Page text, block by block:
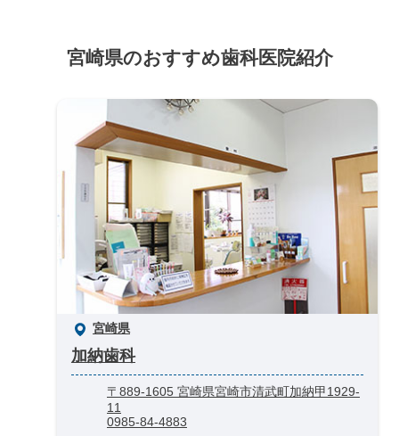
宮崎県のおすすめ歯科医院紹介
宮崎県
加納歯科
〒889-1605 宮崎県宮崎市清武町加納甲1929-
11
0985-84-4883